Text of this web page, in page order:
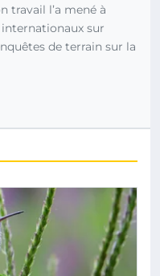
travail l’a mené à
sur
de terrain sur la